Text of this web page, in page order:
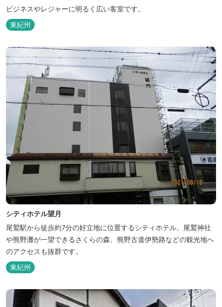
ビジネスやレジャーに明るく広い客室です。
東紀州
シティホテル望月
尾鷲駅から徒歩約7分の好立地に位置するシティホテル。尾鷲神社
や熊野灘が一望できるさくらの森、熊野古道伊勢路などの観光地へ
のアクセスも抜群です。
東紀州